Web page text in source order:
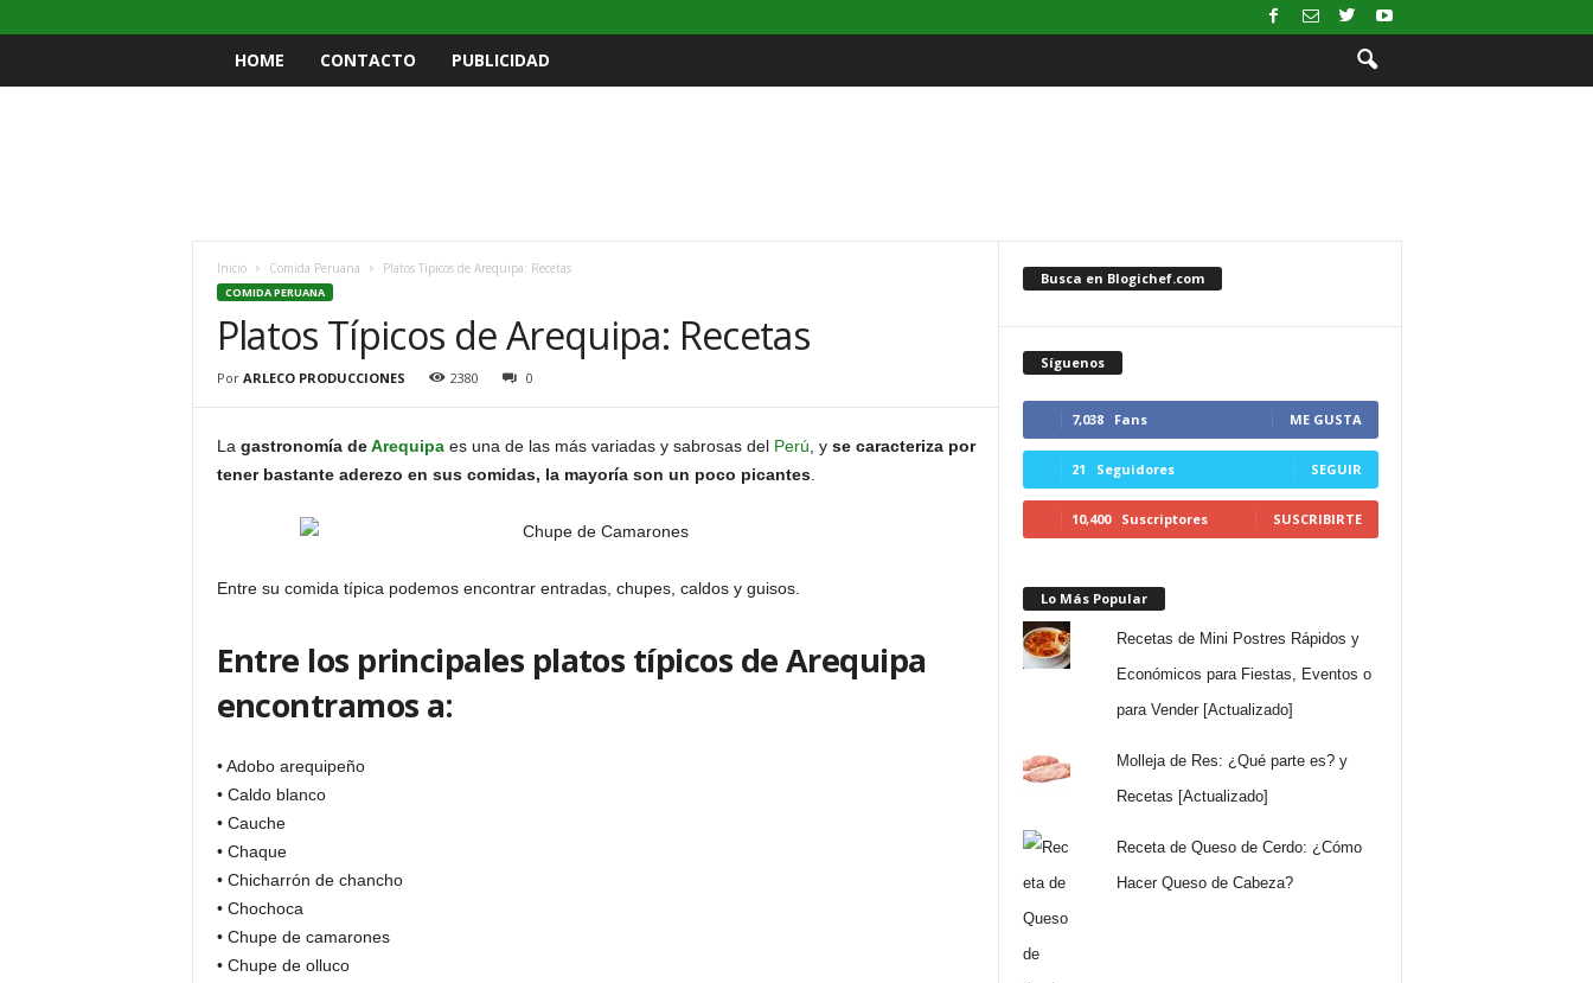
HOME CONTACTO PUBLICIDAD
Inicio Comida Peruana Platos Típicos de Arequipa: Recetas
COMIDA PERUANA
Platos Típicos de Arequipa: Recetas
Por ARLECO PRODUCCIONES 2380 0
La gastronomía deArequipaes una de las más variadas y sabrosas del Perú , y se caracteriza por
tener bastante aderezo en sus comidas, la mayoría son un poco picantes.
Entre su comida típica podemos encontrar entradas, chupes, caldos y guisos.
Entre los principales platos típicos de Arequipa
encontramos a:
• Adobo arequipeño
• Caldo blanco
• Cauche
• Chaque
• Chicharrón de chancho
• Chochoca
• Chupe de camarones
• Chupe de olluco
Busca en Blogichef.com
Síguenos
7,038 Fans ME GUSTA
21 Seguidores SEGUIR
10,400 Suscriptores SUSCRIBIRTE
Lo Más Popular
Recetas de Mini Postres Rápidos y
Económicos para Fiestas, Eventos o
para Vender [Actualizado]
Molleja de Res: ¿Qué parte es? y
Recetas [Actualizado]
Receta de Queso de Cerdo: ¿Cómo
Hacer Queso de Cabeza?